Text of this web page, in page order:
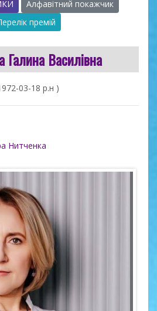
Алфавітний покажчик
премій
Василівна
03-18 р.н )
Нитченка